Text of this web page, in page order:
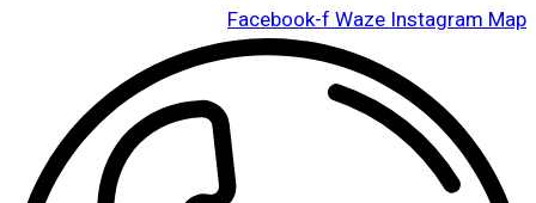
Facebook-fWazeInstagramMap